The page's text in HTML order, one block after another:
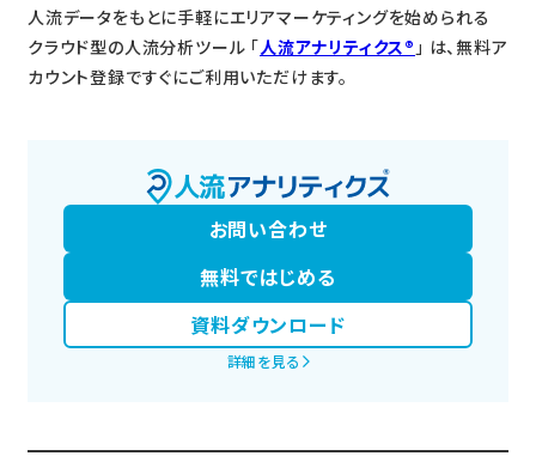
人流データをもとに手軽にエリアマーケティングを始められる
クラウド型の人流分析ツール 「人流アナリティクス®」 は、無料ア
カウント登録ですぐにご利用いただけます。
お問い合わせ
無料ではじめる
資料ダウンロード
詳細を見る